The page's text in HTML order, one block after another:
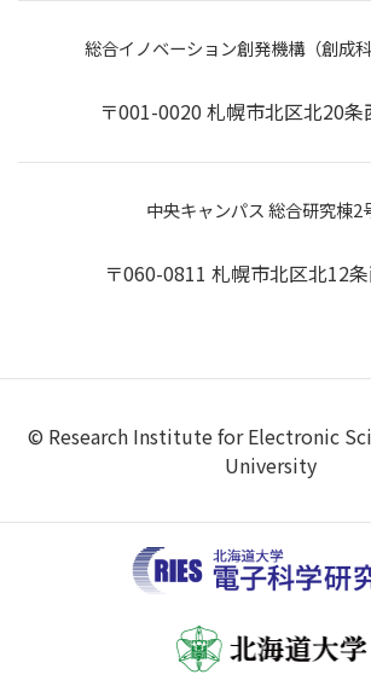
総合イノベーション創発機構（創成科
〒001-0020 札幌市北区北20条
中央キャンパス 総合研究棟2
〒060-0811 札幌市北区北12
© Research Institute for Electronic
University